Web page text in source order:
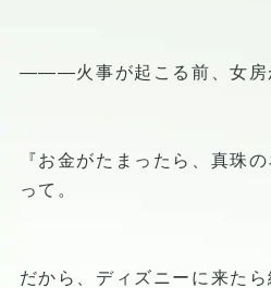
―――火事が起こる前、女房
『お金がたまったら、真珠
って。
だから、ディズニーに来た